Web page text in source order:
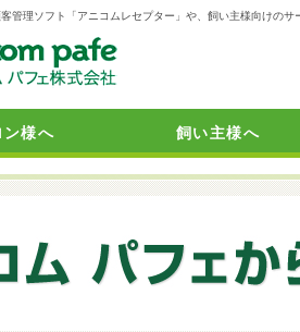
管理ソフト「アニコムレセプター」や、飼い主様向けのサ
ン様へ
ステム「アニレセシリーズ」
リマーの転職・求人情報サイト「アニジョ
ットホテルの方」向けの保険商品
飼い主様へ
のために「迷子捜索サポート」
「アニコムメモリアル 」
康相談・緊急相談サービス「anicom24」
達「アニトレ24」
報
ご案内